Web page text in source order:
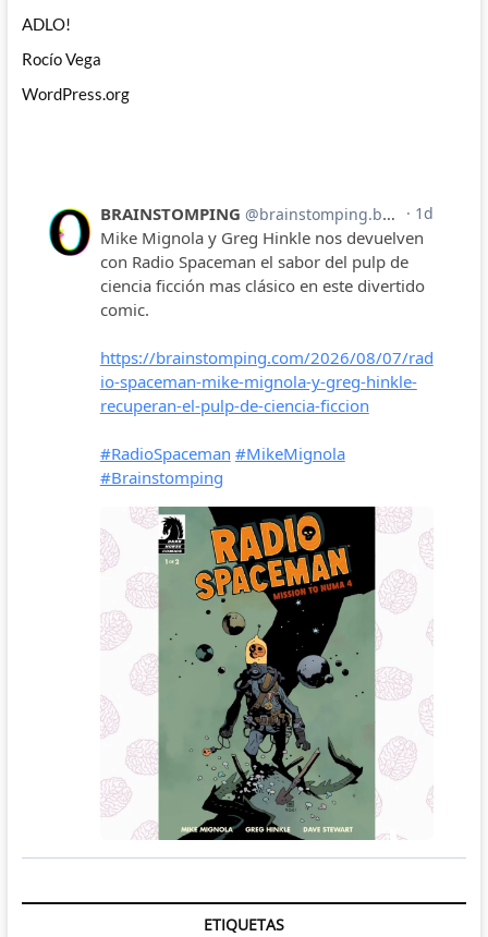
ADLO!
Rocío Vega
WordPress.org
ETIQUETAS